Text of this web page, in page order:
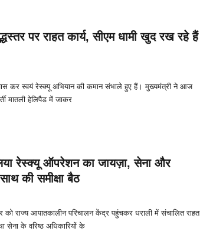
पर राहत कार्य, सीएम धामी खुद रख रहे हैं
कर स्वयं रेस्क्यू अभियान की कमान संभाले हुए हैं। मुख्यमंत्री ने आज
मातली हेलिपैड में जाकर
रेस्क्यू ऑपरेशन का जायज़ा, सेना और
की समीक्षा बैठ
को राज्य आपातकालीन परिचालन केंद्र पहुंचकर धराली में संचालित राहत
सेना के वरिष्ठ अधिकारियों के